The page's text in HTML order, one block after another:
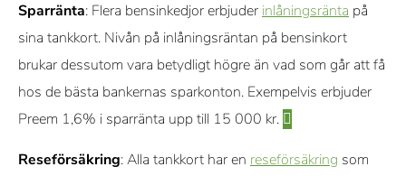
Sparränta: Flera bensinkedjor erbjuderinlåningsränta på
sina tankkort. Nivån på inlåningsräntan på bensinkort
brukar dessutom vara betydligt högre än vad som går att få
hos de bästa bankernas sparkonton. Exempelvis erbjuder
Preem 1,6% i sparränta upp till 15 000 kr.
Reseförsäkring: Alla tankkort har en reseförsäkring som